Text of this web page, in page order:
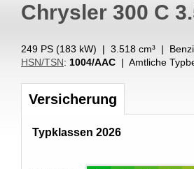
Chrysler 300 C
249 PS (183 kW) | 3.518 cm³ |
HSN/TSN: 1004/AAC | Amtliche
Versicherung
Typklassen 2026